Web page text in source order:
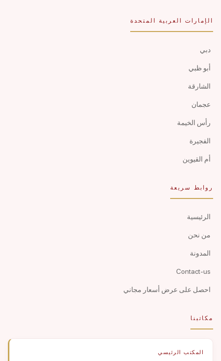
الإمارات العربية المتحدة
دبي
أبو ظبي
الشارقة
عجمان
رأس الخيمة
الفجيرة
أم القيوين
روابط سريعة
الرئيسية
من نحن
المدونة
Contact-us
احصل على عرض أسعار مجاني
مكاتبنا
المكتب الرئيسي